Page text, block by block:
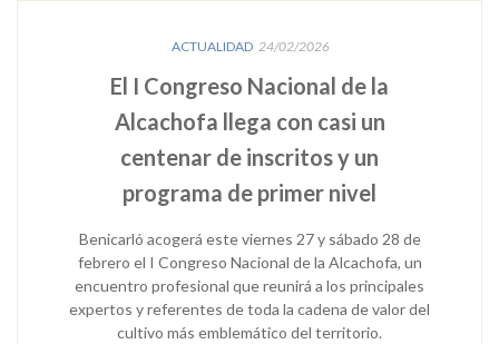
ACTUALIDAD 24/02/2026
El I Congreso Nacional de la
Alcachofa llega con casi un
centenar de inscritos y un
programa de primer nivel
Benicarló acogerá este viernes 27 y sábado 28 de
febrero el I Congreso Nacional de la Alcachofa, un
encuentro profesional que reunirá a los principales
expertos y referentes de toda la cadena de valor del
cultivo más emblemático del territorio.